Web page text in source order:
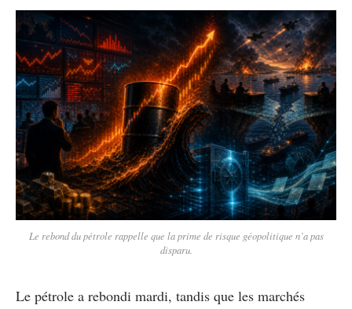
Le rebond du pétrole rappelle que la prime de risque géopolitique n’a pas
disparu.
Le pétrole a rebondi mardi, tandis que les marchés